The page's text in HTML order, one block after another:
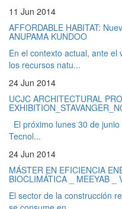
11 Jun 2014
AFFORDABLE HABITAT:
ANUPAMA KUNDOO
En el contexto actual, ante
los recursos natu...
24 Jun 2014
UCJC ARCHITECTURAL
El próximo lunes 30 de
Tecnol...
24 Jun 2014
MÁSTER EN EFICIENCIA
BIOCLIMÁTICA _ MEEYAB _
El sector de la construcción